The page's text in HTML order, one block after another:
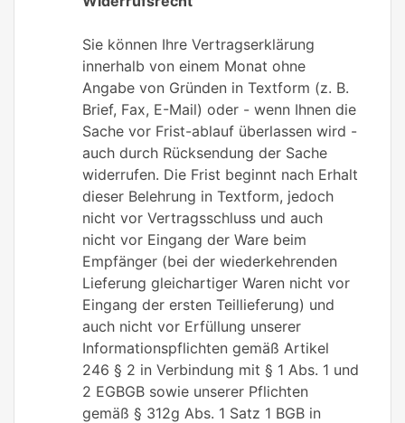
Sie können Ihre Vertragserklärung
innerhalb von einem Monat ohne
Angabe von Gründen in Textform (z. B.
Brief, Fax, E-Mail) oder - wenn Ihnen die
Sache vor Frist-ablauf überlassen wird -
auch durch Rücksendung der Sache
widerrufen. Die Frist beginnt nach Erhalt
dieser Belehrung in Textform, jedoch
nicht vor Vertragsschluss und auch
nicht vor Eingang der Ware beim
Empfänger (bei der wiederkehrenden
Lieferung gleichartiger Waren nicht vor
Eingang der ersten Teillieferung) und
auch nicht vor Erfüllung unserer
Informationspflichten gemäß Artikel
246 § 2 in Verbindung mit § 1 Abs. 1 und
2 EGBGB sowie unserer Pflichten
gemäß § 312g Abs. 1 Satz 1 BGB in